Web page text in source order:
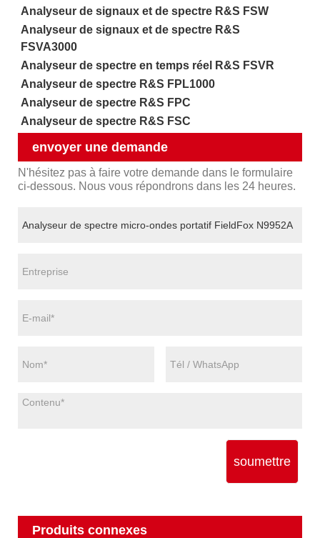
Analyseur de signaux et de spectre R&S FSW
Analyseur de signaux et de spectre R&S
FSVA3000
Analyseur de spectre en temps réel R&S FSVR
Analyseur de spectre R&S FPL1000
Analyseur de spectre R&S FPC
Analyseur de spectre R&S FSC
envoyer une demande
N'hésitez pas à faire votre demande dans le formulaire
ci-dessous. Nous vous répondrons dans les 24 heures.
soumettre
Produits connexes